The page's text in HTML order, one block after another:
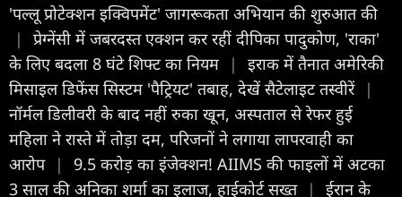
'पल्लू प्रोटेक्शन इक्विपमेंट' जागरूकता अभियान की शुरुआत की
|
प्रेग्नेंसी में जबरदस्त एक्शन कर रहीं दीपिका पादुकोण, 'राका'
के लिए बदला 8 घंटे शिफ्ट का नियम
|
इराक में तैनात अमेरिकी
मिसाइल डिफेंस सिस्टम 'पैट्रियट' तबाह, देखें सैटेलाइट तस्वीरें |
नॉर्मल डिलीवरी के बाद नहीं रुका खून, अस्पताल से रेफर हुई
महिला ने रास्ते में तोड़ा दम, परिजनों ने लगाया लापरवाही का
आरोप |
9.5 करोड़ का इंजेक्शन! AIIMS की फाइलों में अटका
3 साल की अनिका शर्मा का इलाज, हाईकोर्ट सख्त |
ईरान के